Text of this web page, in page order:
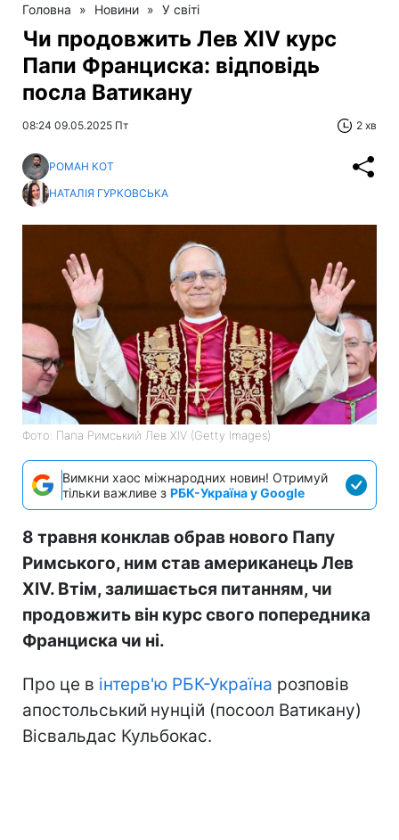
Головна » Новини » У світі
Чи продовжить Лев XIV курс
Папи Франциска: відповідь
посла Ватикану
08:24 09.05.2025 Пт 2 хв
РОМАН КОТ
НАТАЛІЯ ГУРКОВСЬКА
Фото: Папа Римський Лев XIV (Getty Images)
Вимкни хаос міжнародних новин! Отримуй
тільки важливе з РБК-Україна у Google
8 травня конклав обрав нового Папу
Римського, ним став американець Лев
XIV. Втім, залишається питанням, чи
продовжить він курс свого попередника
Франциска чи ні.
Про це в інтерв'ю РБК-Україна розповів
апостольський нунцій (посоол Ватикану)
Вісвальдаc Кульбокас.